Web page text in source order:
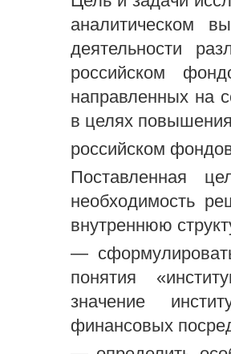
аналитическом
деятельности
российском
направленных на
в целях
российском
Поставленная
необходимость
внутреннюю
—
понятия
значение
финансовых